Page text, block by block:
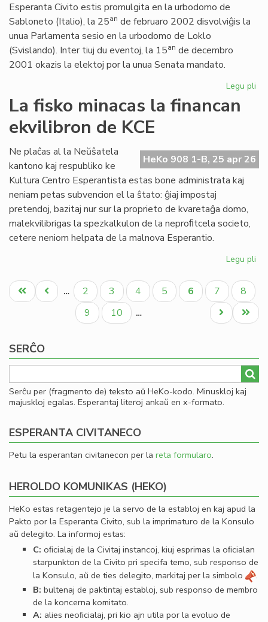
Esperanta Civito estis promulgita en la urbodomo de
Sabloneto (Italio), la 25an de februaro 2002 disvolviĝis la
unua Parlamenta sesio en la urbodomo de Loklo
(Svislando). Inter tiuj du eventoj, la 15an de decembro
2001 okazis la elektoj por la unua Senata mandato.
Legu pli
La fisko minacas la financan
ekvilibron de KCE
HeKo 908 1-B, 25 apr 26
Ne plaĉas al la Neŭŝatela
kantono kaj respubliko ke
Kultura Centro Esperantista estas bone administrata kaj
neniam petas subvencion el la ŝtato: ĝiaj impostaj
pretendoj, bazitaj nur sur la proprieto de kvaretaĝa domo,
malekvilibrigas la spezkalkulon de la neproﬁtcela societo,
cetere neniom helpata de la malnova Esperantio.
Legu pli
la
Pagination
Unua
paĝo
Antaŭa
paĝo
… Paĝo
2 Paĝo
3 Paĝo
4 Paĝo
5
Aktuala
paĝo
6 Paĝo
7 Paĝo
8
Paĝo
9 Paĝo
10 …
Last
page
Next
page
SERĈO
Serĉu per (fragmento de) teksto aŭ HeKo-kodo. Minuskloj kaj
majuskloj egalas. Esperantaj literoj ankaŭ en x-formato.
ESPERANTA CIVITANECO
Petu la esperantan civitanecon per la reta formularo.
HEROLDO KOMUNIKAS (HEKO)
HeKo estas retagentejo je la servo de la establoj en kaj apud la
Pakto por la Esperanta Civito, sub la imprimaturo de la Konsulo
aŭ delegito. La informoj estas:
C: oﬁcialaj de la Civitaj instancoj, kiuj esprimas la oﬁcialan
starpunkton de la Civito pri specifa temo, sub responso de
la Konsulo, aŭ de ties delegito, markitaj per la simbolo
.
B: bultenaj de paktintaj establoj, sub responso de membro
de la koncerna komitato.
A: alies neoﬁcialaj, pri kio ajn utila por la evoluo de